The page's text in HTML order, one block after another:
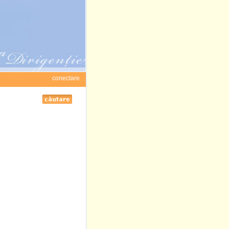
conectare